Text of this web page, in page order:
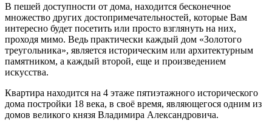
В пешей доступности от дома, находится бесконечное
множество других достопримечательностей, которые Вам
интересно будет посетить или просто взглянуть на них,
проходя мимо. Ведь практически каждый дом «Золотого
треугольника», является историческим или архитектурным
памятником, а каждый второй, еще и произведением
искусства.
Квартира находится на 4 этаже пятиэтажного исторического
дома постройки 18 века, в своё время, являющегося одним из
домов великого князя Владимира Александровича.